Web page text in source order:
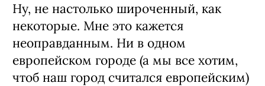
Ну, не настолько широченный, как
некоторые. Мне это кажется
неоправданным. Ни в одном
европейском городе (а мы все хотим,
чтоб наш город считался европейским)